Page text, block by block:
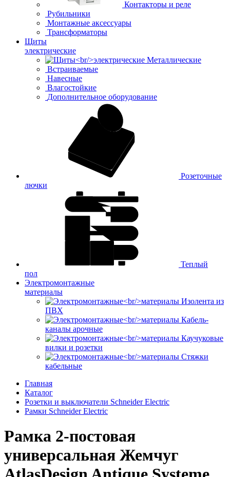
Контакторы и реле
Рубильники
Монтажные аксессуары
Трансформаторы
Щиты
электрические
Металлические
Встраиваемые
Навесные
Влагостойкие
Дополнительное оборудование
Розеточные
лючки
Теплый
пол
Электромонтажные
материалы
Изолента из
ПВХ
Кабель-
каналы арочные
Каучуковые
вилки и розетки
Стяжки
кабельные
Главная
Каталог
Розетки и выключатели Schneider Electric
Рамки Schneider Electric
Рамка 2-постовая
универсальная Жемчуг